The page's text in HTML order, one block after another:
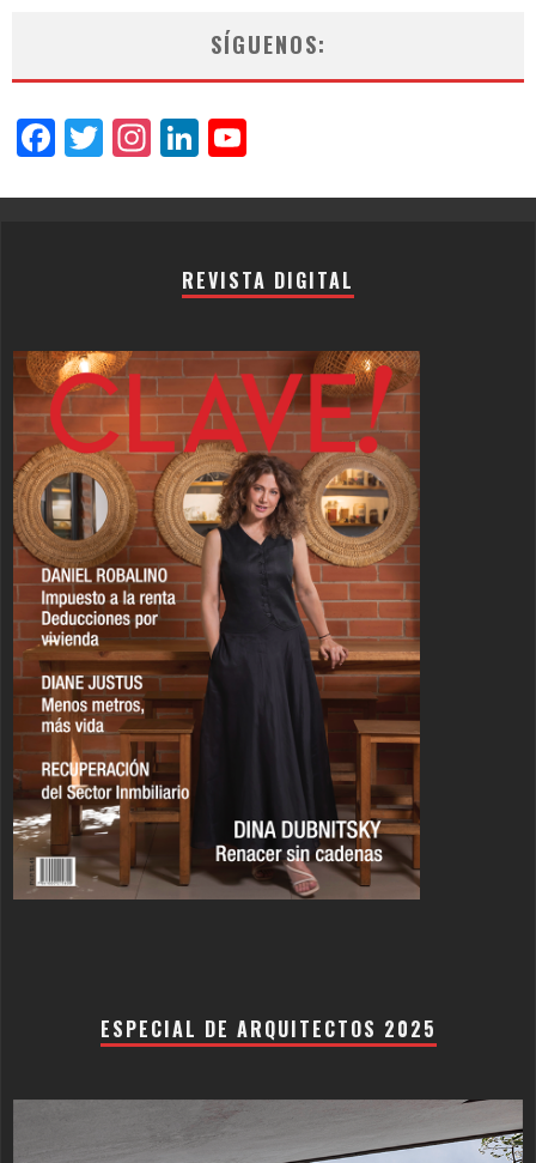
SÍGUENOS:
Facebook
Twitter
Instagram
LinkedIn
REVISTA DIGITAL
ESPECIAL DE ARQUITECTOS 2025